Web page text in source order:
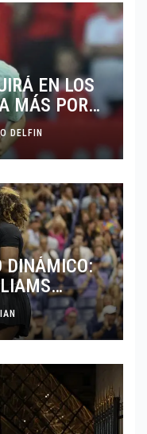
EN LOS
MÁS POR
DELFIN
DINÁMICO:
EN